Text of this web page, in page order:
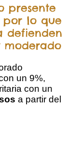
presente
lo que
defienden
moderado
un 9%,
con un
a partir del